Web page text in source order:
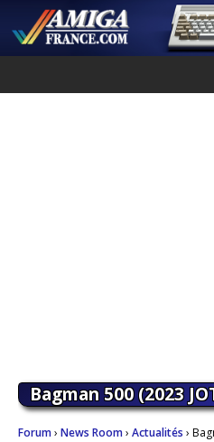
Bagman 500 (2023
Forum› News Room› Actualités ›